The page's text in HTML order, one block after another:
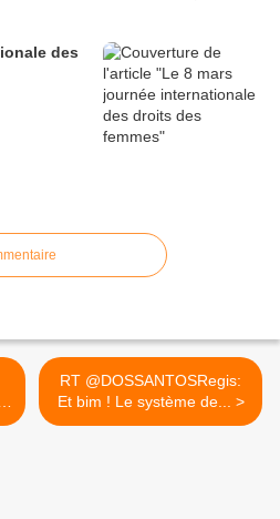
des
RT @DOSSANTOSRegis:
Et bim ! Le système de... >